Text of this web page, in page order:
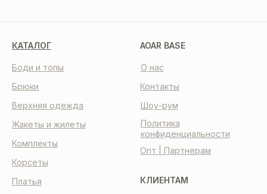
КАТАЛОГ
КЛИЕНТАМ
AOAR BASE
О нас
Контакты
Шоу-рум
Политика
конфиденциальности
Опт | Партнерам
Корсеты
Платья
Боди и топы
Комплекты
Брюки
Жакеты и жилеты
Верхняя одежда